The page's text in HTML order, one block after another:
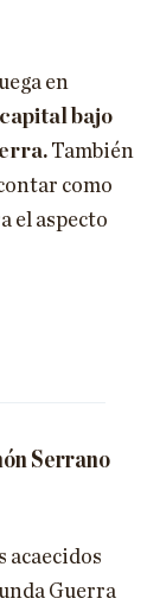
en
bajo
También
como
el aspecto
Serrano
acaecidos
Guerra